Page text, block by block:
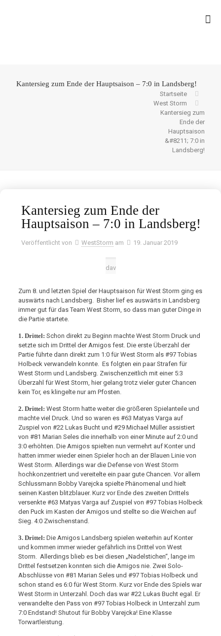
Kantersieg zum Ende der Hauptsaison – 7:0 in Landsberg!
Startseite
West Storm
Kantersieg zum
Ende der
Hauptsaison
&#8211; 7:0 in
Landsberg!
Kantersieg zum Ende der
Hauptsaison – 7:0 in Landsberg!
Veröffentlicht von WestStorm am 19. Januar 2019
dav
Zum 8. und letzten Spiel der Hauptsaison für West Storm ging es
auswärts nach Landsberg. Bisher lief es auswärts in Landsberg
immer gut für das Team West Storm, so dass man guter Dinge in
die Partie startete.
1. Drittel: Schon direkt zu Beginn machte West Storm Druck und
setzte sich im Drittel der Amigos fest. Die erste Überzahl der
Partie führte dann direkt zum 1:0 für West Storm als #97 Tobias
Holbeck verwandeln konnte. Es folgten ein paar Strafen für
West Storm und Landsberg. Zwischenzeitlich mit einer 5:3
Überzahl für West Storm, hier gelang trotz vieler guter Chancen
kein Tor, es klingelte nur am Pfosten.
2. Drittel: West Storm hatte weiter die größeren Spielanteile und
machte viel Druck. Und so waren es #63 Matyas Varga auf
Zuspiel von #22 Lukas Bucht und #29 Michael Müller assistiert
von #81 Marian Seles die innerhalb von einer Minute auf 2:0 und
3:0 erhöhten. Die Amigos spielten nun vermehrt auf Konter und
hatten immer wieder einen Spieler hoch an der Blauen Linie von
West Storm. Allerdings war die Defense von West Storm
hochkonzentriert und vereitelte ein paar gute Chancen. Vor allem
Schlussmann Bobby Varejcka spielte Phänomenal und hielt
seinen Kasten blitzblauer. Kurz vor Ende des zweiten Drittels
versenkte #63 Matyas Varga auf Zuspiel von #97 Tobias Holbeck
den Puck im Kasten der Amigos und stellte so die Weichen auf
Sieg. 4:0 Zwischenstand.
3. Drittel: Die Amigos Landsberg spielen weiterhin auf Konter
und kommen immer wieder gefährlich ins Drittel von West
Storm. Allerdings blieb es bei diesen „Nadelstichen“, lange im
Drittel festsetzen konnten sich die Amigos nie. Zwei Solo-
Abschlüsse von #81 Marian Seles und #97 Tobias Holbeck und
schon stand es 6:0 für West Storm. Kurz vor Ende des Spiels war
West Storm in Unterzahl. Doch das war #22 Lukas Bucht egal. Er
verwandelte den Pass von #97 Tobias Holbeck in Unterzahl zum
7:0 Endstand! Shutout für Bobby Varejcka! Eine Klasse
Torwartleistung.